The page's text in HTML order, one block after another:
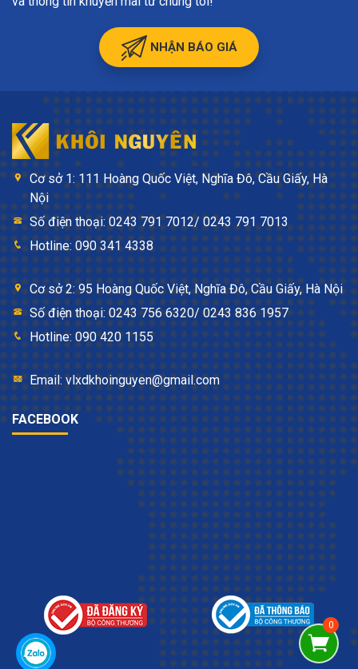
NHẬN BÁO GIÁ
Cơ sở 1: 111 Hoàng Quốc Việt, Nghĩa Đô, Cầu Giấy, Hà
Nội
Số điện thoại: 0243 791 7012/ 0243 791 7013
Hotline: 090 341 4338
Cơ sở 2: 95 Hoàng Quốc Việt, Nghĩa Đô, Cầu Giấy, Hà Nội
Số điện thoại: 0243 756 6320/ 0243 836 1957
Hotline: 090 420 1155
Email: vlxdkhoinguyen@gmail.com
FACEBOOK